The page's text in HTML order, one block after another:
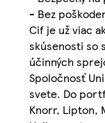
- Bez
Cif je už viac
skúsenosti so
účinných
Spoločnosť
svete. Do
Knorr, Lipton,